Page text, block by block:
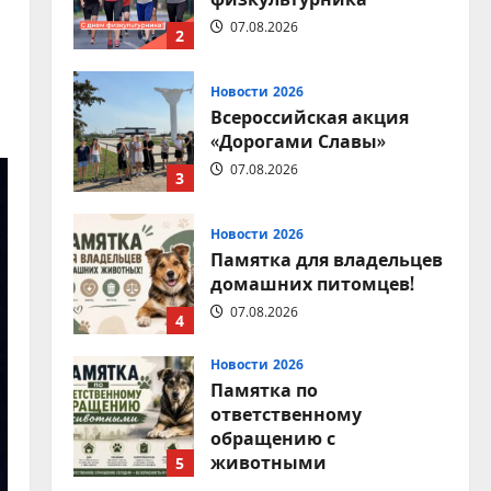
3 07.08.2026
4
Новости 2026
Памятка для владельцев
домашних питомцев!
07.08.2026
5
Памятка по
ответственному
обращению с
животными
1
Вместе за чистоту
любимого места отдыха!
07.08.2026